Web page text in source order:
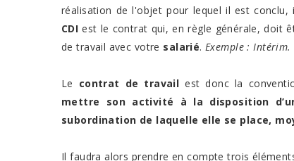
réalisation de l'objet pour lequel il est conclu, il
CDI est le contrat qui, en règle générale, doit
de travail avec votre salarié. Exemple : Intérim.
Le contrat de travail est donc la
mettre son activité à la disposition
subordination de laquelle elle se place,
Il faudra alors prendre en compte trois